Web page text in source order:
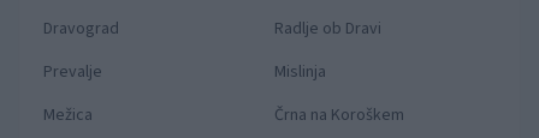
Dravograd
Radlje ob Dravi
Prevalje
Mislinja
Mežica
Črna na Koroškem